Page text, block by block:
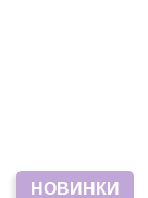
НОВИНКИ